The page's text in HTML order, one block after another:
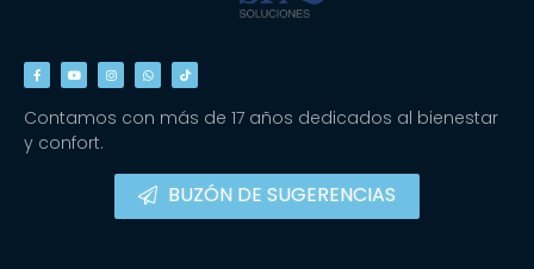
Contamos con más de 17 años dedicados al bienestar
y confort.
BUZÓN DE SUGERENCIAS